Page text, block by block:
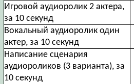
Игровой аудиоролик 2 актера,
за 10 секунд
Вокальный аудиоролик один
актер, за 10 секунд
Написание сценария
аудиороликов (3 варианта), за
10 секунд